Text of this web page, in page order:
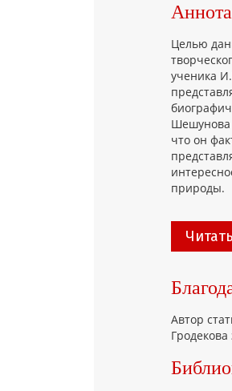
Целью
ученика
Шешунова
что он
природы.
Автор